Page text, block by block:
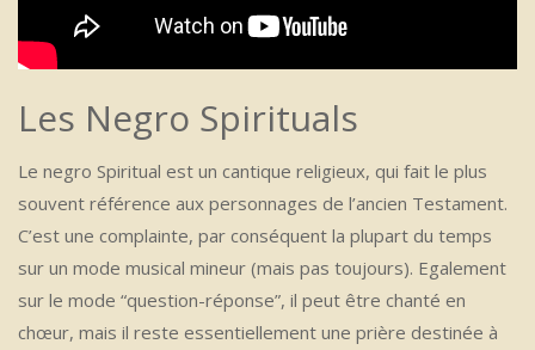
Les Negro Spirituals
Le negro Spiritual est un cantique religieux, qui fait le plus
souvent référence aux personnages de l’ancien Testament.
C’est une complainte, par conséquent la plupart du temps
sur un mode musical mineur (mais pas toujours). Egalement
sur le mode “question-réponse”, il peut être chanté en
chœur, mais il reste essentiellement une prière destinée à